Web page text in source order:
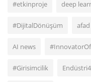
#etkinproje deep
#DijitalDönüşüm afad
AI news
#Girisimcilik